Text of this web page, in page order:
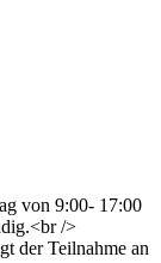
von 9:00- 17:00
/>
der Teilnahme an